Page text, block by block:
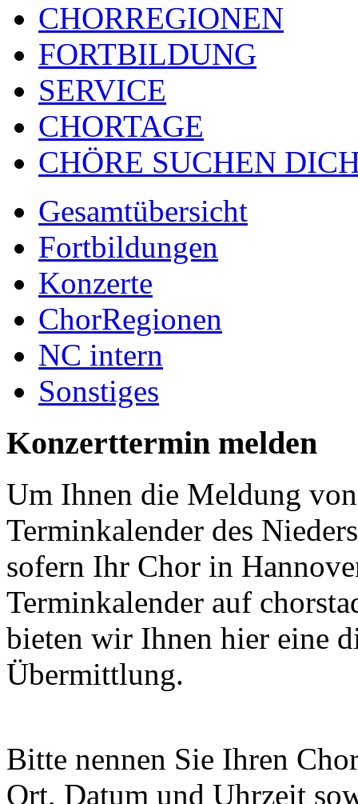
CHORREGIONEN
FORTBILDUNG
SERVICE
CHORTAGE
CHÖRE SUCHEN
Gesamtübersicht
Fortbildungen
Konzerte
ChorRegionen
NC intern
Sonstiges
Konzerttermin melden
Um Ihnen die Meldung
Terminkalender des
sofern Ihr Chor in
Terminkalender auf
bieten wir Ihnen hier eine
Übermittlung.
Bitte nennen Sie Ihren
Ort, Datum und Uhrzeit